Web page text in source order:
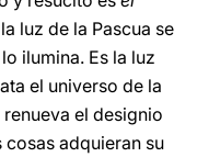
luz de la Pascua se
ilumina. Es la luz
el universo de la
el designio
adquieran su